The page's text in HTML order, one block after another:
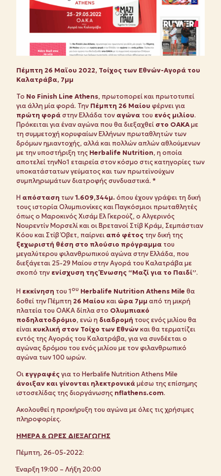
Πέμπτη 26 Μαϊου 2022, Τοίχος των Εθνών-Αγορά του
Καλατράβα, 7μμ
Το No Finish Line Athens, πρωτοπορεί και πρωτοτυπεί
για άλλη μία φορά. Την Πέμπτη 26 Μαίου φέρνει για
πρώτη φοράστην Ελλάδα τον αγώνα του ενός μιλίου.
Πρόκειται για έναν αγώνα που θα διεξαχθεί στο ΟΑΚΑμε
τη συμμετοχή κορυφαίων Ελλήνων πρωταθλητών των
δρόμων ημιαντοχής, αλλά και πολλών απλών αθλούμενων
με την υποστήριξη της Herbalife Nutrition, η οποία
αποτελεί τηνNo1 εταιρεία στον κόσμο στις κατηγορίες των
υποκατάστατων γεύματος και των πρωτεϊνούχων
συμπληρωμάτων διατροφής συνδυαστικά. *
Η απόσταση των1.609,344μ. όπου έχουν γράψει τη δική
τους ιστορία Ολυμπιονίκες και Παγκόσμιοι πρωταθλητές
όπως ο Μαροκινός Χισάμ Ελ Γκερούζ, ο Αλγερινός
Νουρεντίν Μορσελί και οι Βρετανoί Στίβ Κράμ, Σεμπάστιαν
Κόου και Στίβ Όβετ, παίρνει από φέτος την δική της
ξεχωριστή θέση στο πλούσιο πρόγραμμα του
μεγαλύτερου φιλανθρωπικού αγώνα στην Ελλάδα, που
διεξάγεται 25-29 Μαίου στην Αγορά του Καλατράβα με
σκοπό την ενίσχυση της Ένωσης “Μαζί για το Παιδί”.
Η εκκίνηση του 1ου Herbalife Nutrition Athens Mile θα
δοθεί την Πέμπτη 26 Μαίου και ώρα 7μμ από τη μικρή
πλατεία του ΟΑΚΑ δίπλα στο Ολυμπιακό
ποδηλατοδρόμιο, ενώ η διαδρομή τους ενός μιλίου θα
είναι κυκλική στον Τοίχο των Εθνώνκαι θα τερματίζει
εντός της Αγοράς του Καλατράβα, για να συνδέεται ο
αγώνας δρόμου του ενός μιλίου με τον φιλανθρωπικό
αγώνα των 100 ωρών.
Οι εγγραφές για το Herbalife Nutrition Athens Mile
άνοιξαν και γίνονται ηλεκτρονικάμέσω της επίσημης
ιστοσελίδας της διοργάνωσης nflathens.com.
Ακολουθεί η προκήρυξη του αγώνα με όλες τις χρήσιμες
πληροφορίες.
ΗΜΕΡΑ & ΩΡΕΣ ΔΙΕΞΑΓΩΓΗΣ
Πέμπτη, 26-05-2022:
Έναρξη 19:00 – Λήξη 20:00